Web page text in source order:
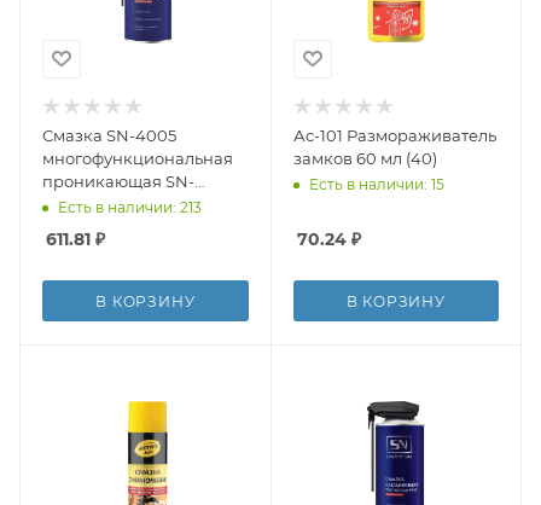
Смазка SN-4005
многофункциональная
проникающая SN-
40,аэрозоль с умным
Есть в наличии: 213
611.81 ₽
В КОРЗИНУ
Ас-101 Размораживатель
замков 60 мл (40)
Есть в наличии: 15
70.24₽
В КОРЗИНУ